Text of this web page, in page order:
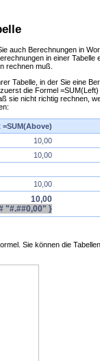
auch Berechnungen in
in einer Tabelle
rechnen muß.
Tabelle, in der Sie eine
die Formel =SUM(Left)
sie nicht richtig rechnen,
10,00
10,00
10,00
10,00
"#.##0,00" }
Sie können die